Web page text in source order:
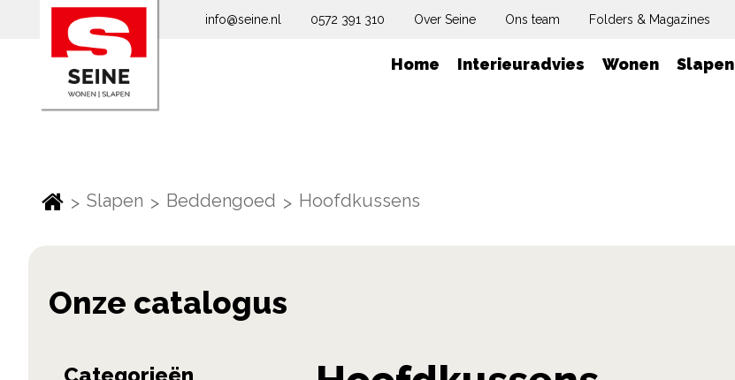
info@seine.nl 0572 391 310 Over Seine Ons team Folders & Magazines
Home Interieuradvies Wonen Slapen
Slapen Beddengoed Hoofdkussens